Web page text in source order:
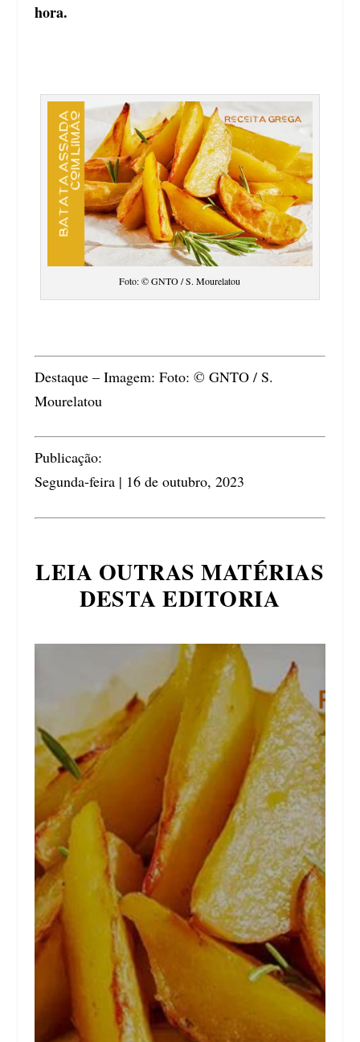
hora.
Foto: © GNTO / S. Mourelatou
Destaque – Imagem: Foto: © GNTO / S.
Mourelatou
Publicação:
Segunda-feira | 16 de outubro, 2023
LEIA OUTRAS MATÉRIAS
DESTA EDITORIA
RECEITA GREGA:
BATATAS
ASSADAS COM
LIMÃO
Aprenda a preparar esta receita
típica da Grécia. Ingredientes 1
quilo de batatas descascadas,
cortadas em quartos e depois
cortadas ao meio 1 xícara de vinho
branco seco 3 colheres de sopa de
azeite grego virgem 1 colher de
sopa de mostarda, suave 2...